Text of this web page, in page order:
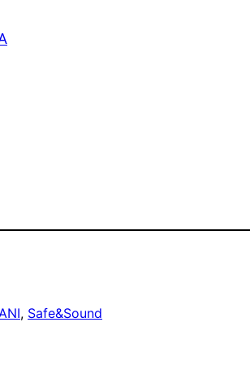
, Safe&Sound